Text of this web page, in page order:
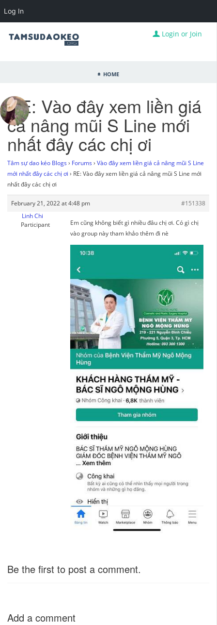
Login or Join
Home
RE: Vào đây xem liền giá
cả nâng mũi S Line mới
nhất đây các chị ơi
Tâm sự dao kéo Blogs › Forums › Vào đây xem liền giá cả nâng mũi S Line
mới nhất đây các chị ơi › RE: Vào đây xem liền giá cả nâng mũi S Line mới
nhất đây các chị ơi
February 21, 2022 at 4:48 pm
#151338
Linh Chi
Participant
Em cũng không biết gì nhiều đâu chị ơi. Có gì chị
vào group này tham khảo thêm đi nè
Be the first to post a comment.
Add a comment
Log In